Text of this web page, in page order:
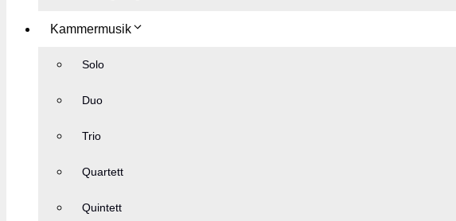
Kammermusik
Solo
Duo
Trio
Quartett
Quintett